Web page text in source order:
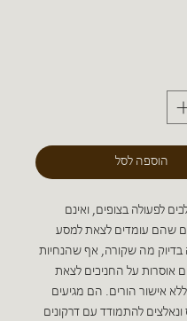
הוספה לסל
לפעולה בצופים, ואינם
שהם עומדים לצאת למסע
בדיוק מה שקורה, אף שהנחיות
אוסרות על החניכים לצאת
אישור הורים. הם מגיעים
ונאלצים להתמודד עם דרקונים